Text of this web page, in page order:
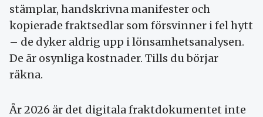
stämplar, handskrivna manifester och
kopierade fraktsedlar som försvinner i fel hytt
– de dyker aldrig upp i lönsamhetsanalysen.
De är osynliga kostnader. Tills du börjar
räkna.
År 2026 är det digitala fraktdokumentet inte